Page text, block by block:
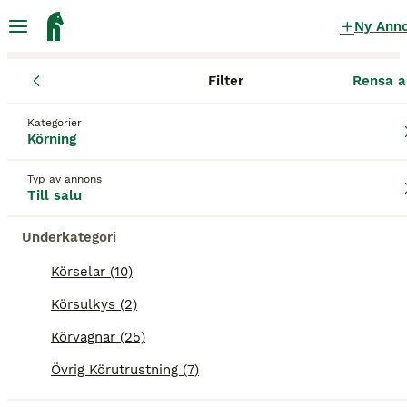
Ny
Filter Rensa
Kategorier
Körning
Typ av annons
Till salu
Underkategori
Körselar (10)
Körsulkys (2)
Körvagnar (25)
Övrig Körutrustning (7)
Körvagnar till salu
Denna annons är inte längre tillgänglig.
Vi har omdirigerat dig till sökresultat med liknande